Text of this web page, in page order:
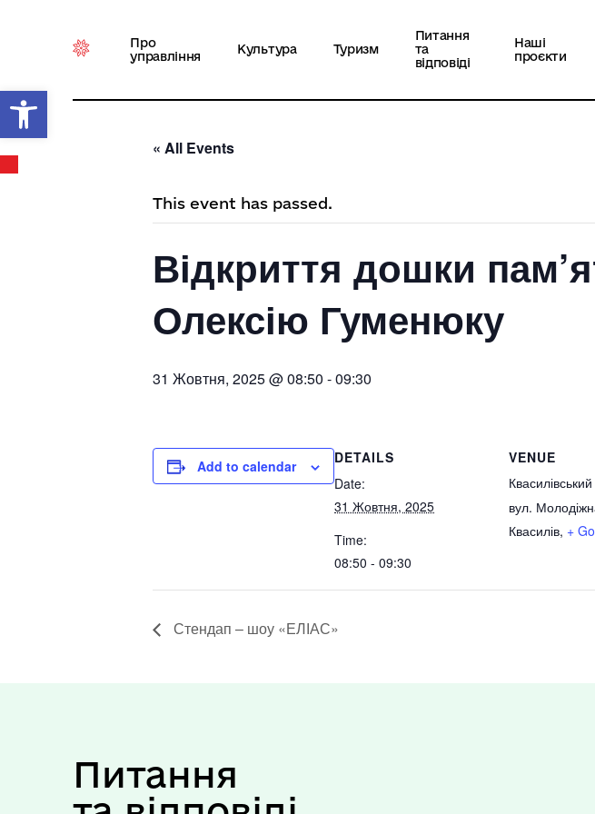
Відкрити Панель інструментів
Про
управління
Культура Туризм
Питання
та
відповіді
Наші
проєкти
« All Events
This event has passed.
Відкриття дошки
Олексію Гуменюку
31 Жовтня, 2025 @ 08:50 -09:30
Add to calendar
DETAILS
Date:
31 Жовтня, 2025
Time:
08:50 - 09:30
VENUE
вул.
Квасилів, +
Стендап – шоу «ЕЛІАС»
Питання